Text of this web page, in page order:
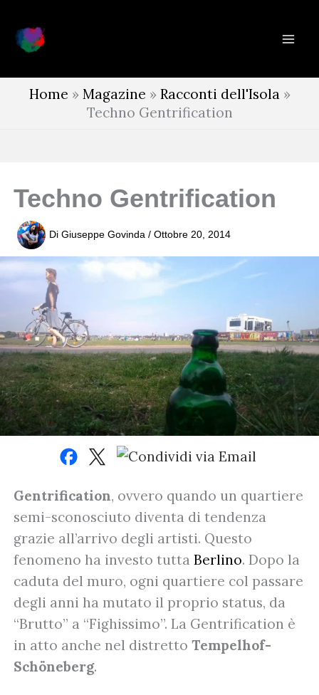
contenuto
Home » Magazine » Racconti dell'Isola»
Techno Gentrification
Techno Gentrification
Di Giuseppe Govinda / Ottobre 20, 2014
Gentrification, ovvero quando un quartiere
semi-sconosciuto diventa di tendenza
grazie all’arrivo degli artisti. Questo
fenomeno ha investo tutta Berlino. Dopo la
caduta del muro, ogni quartiere col passare
degli anni ha mutato il proprio status, da
“Brutto” a “Fighissimo”. La Gentrification è
in atto anche nel distretto Tempelhof-
Schöneberg.